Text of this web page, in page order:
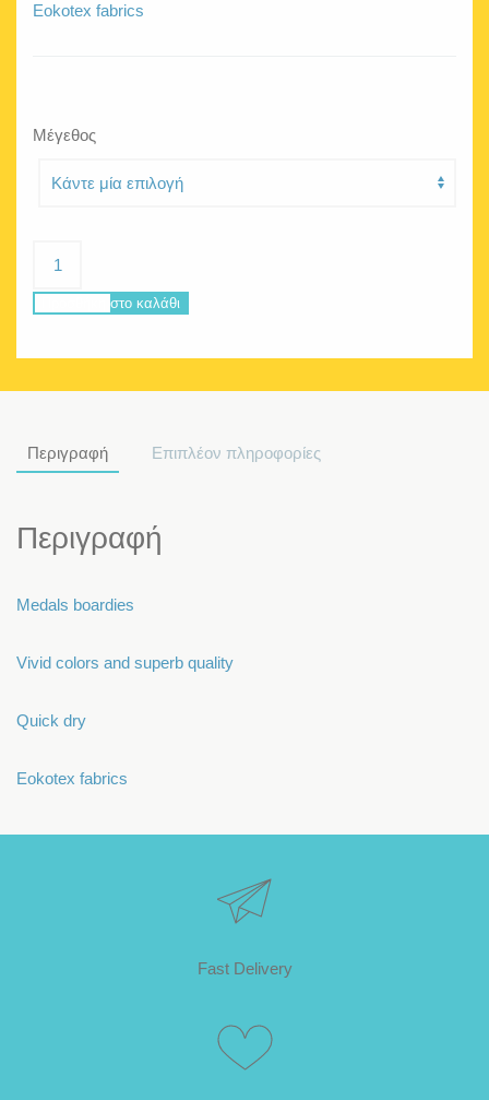
Eokotex fabrics
Μέγεθος
Medals
Προσθήκη στο καλάθι
Περιγραφή Επιπλέον πληροφορίες
Περιγραφή
Medals boardies
Vivid colors and superb quality
Quick dry
Eokotex fabrics
Fast Delivery